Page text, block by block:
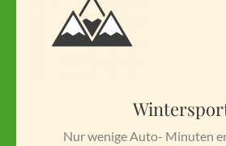
Nur wenige Auto- Minuten